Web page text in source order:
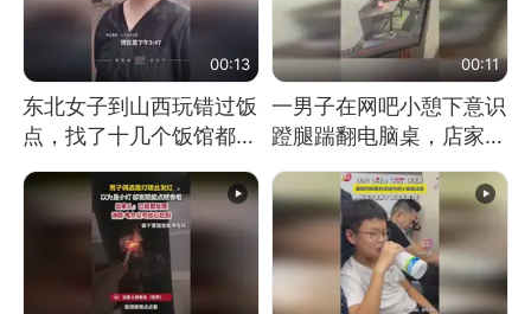
00:13
东北女子到山西玩错过饭
点，找了十几个饭馆都没
开门：午休到几点
00:11
一男子在网吧小憩下意识
蹬腿踹翻电脑桌，店家3
台显示器与机械臂损坏